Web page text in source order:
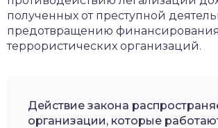
полученных от преступной
предотвращению финансирования
террористических организаций.
Действие закона
организации, которые